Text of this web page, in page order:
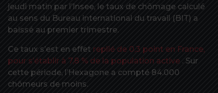
jeudi matin par l’Insee, le taux de chômage calculé
au sens du Bureau international du travail (BIT) a
baissé au premier trimestre.
Ce taux s’est en effet replié de 0,3 point en France,
pour s’établir à 7,8 % de la population active . Sur
cette période, l’Hexagone a compté 84.000
chômeurs de moins.